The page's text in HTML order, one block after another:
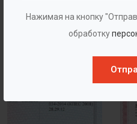
Нажимая на кнопку
обработку